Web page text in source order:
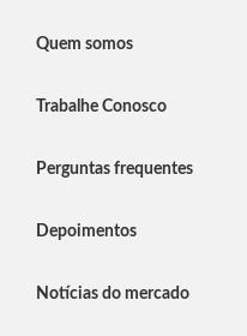
Quem somos
Trabalhe Conosco
Perguntas frequentes
Depoimentos
Notícias do mercado